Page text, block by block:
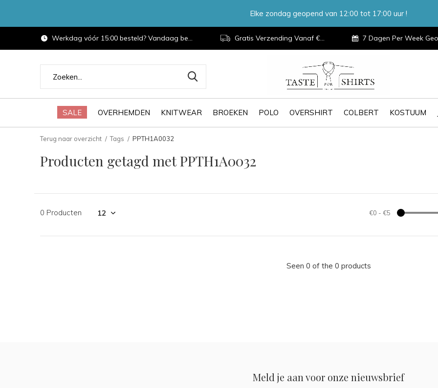
SALE OVERHEMDEN KNITWEAR BROEKEN POLO OVERSHIRT COLBERT KOSTUUM
Werkdag vóór 15:00 besteld? Vandaag bezorgd. Gratis Verzending Vanaf €100,- 7 Dagen Per Week Geopend
Elke zondag geopend van 12:00 tot 17:00 uur !
Terug naar overzicht Tags PPTH1A0032
Producten getagd met PPTH1A0032
0 Producten €0 - €5
Seen 0 of the 0 products
Meld je aan voor onze nieuwsbrief